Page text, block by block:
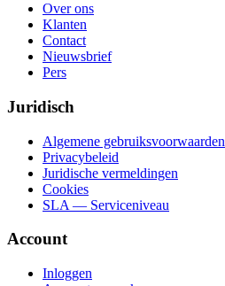
Over ons
Klanten
Contact
Nieuwsbrief
Pers
Juridisch
Algemene gebruiksvoorwaarden
Privacybeleid
Juridische vermeldingen
Cookies
SLA — Serviceniveau
Account
Inloggen